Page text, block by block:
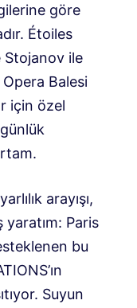
göre
Étoiles
Stojanov ile
Balesi
için özel
arayışı,
Paris
bu
Suyun